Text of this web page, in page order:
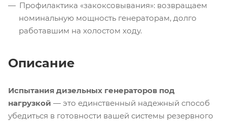
Профилактика «закоксовывания»: возвращаем
номинальную мощность генераторам, долго
работавшим на холостом ходу.
Описание
Испытания дизельных генераторов под
нагрузкой — это единственный надежный способ
убедиться в готовности вашей системы резервного